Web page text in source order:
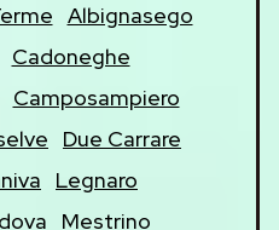
Albignasego
Cadoneghe
Camposampiero
Due Carrare
Legnaro
Mestrino